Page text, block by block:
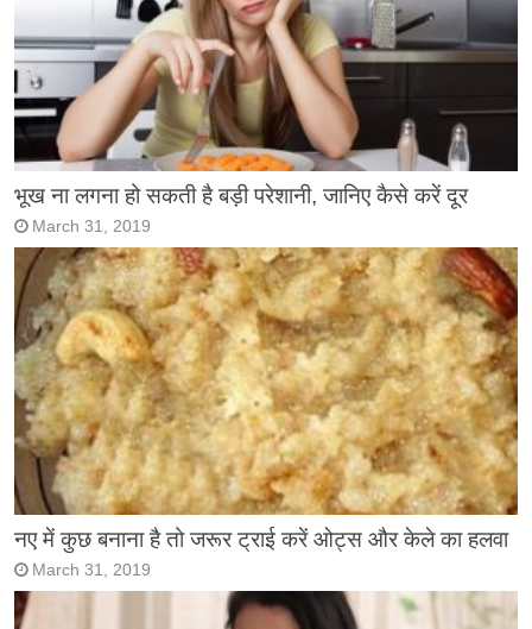
भूख ना लगना हो सकती है बड़ी परेशानी, जानिए कैसे करें दूर
March 31, 2019
नए में कुछ बनाना है तो जरूर ट्राई करें ओट्स और केले का हलवा
March 31, 2019